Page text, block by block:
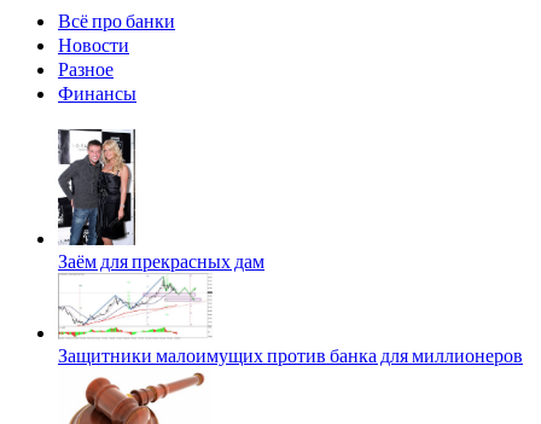
Всё про банки
Новости
Разное
Финансы
Заём для прекрасных дам
Защитники малоимущих против банка для миллионеров